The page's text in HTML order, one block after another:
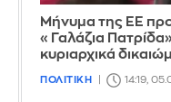
Μήνυμα της ΕΕ
«Γαλάζια
κυριαρχικά
ΠΟΛΙΤΙΚΗ 14:19,